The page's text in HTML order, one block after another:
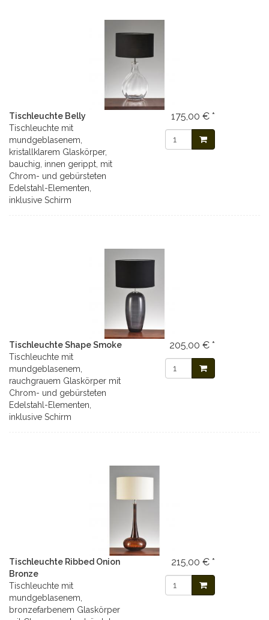
Tischleuchte Belly
Tischleuchte mit
mundgeblasenem,
kristallklarem Glaskörper,
bauchig, innen gerippt, mit
Chrom- und gebürsteten
Edelstahl-Elementen,
inklusive Schirm
175,00 € *
Tischleuchte Shape Smoke
Tischleuchte mit
mundgeblasenem,
rauchgrauem Glaskörper mit
Chrom- und gebürsteten
Edelstahl-Elementen,
inklusive Schirm
205,00 € *
Tischleuchte Ribbed Onion
Bronze
Tischleuchte mit
mundgeblasenem,
bronzefarbenem Glaskörper
215,00 € *